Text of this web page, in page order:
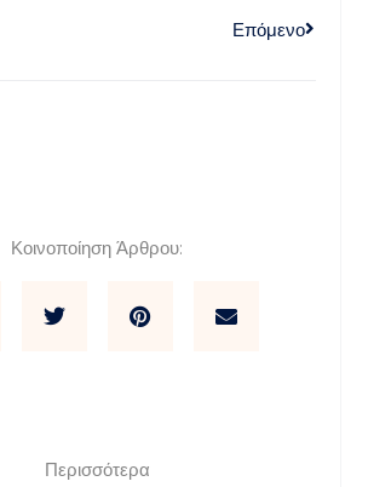
Επόμενο
Κοινοποίηση Άρθρου:
Περισσότερα